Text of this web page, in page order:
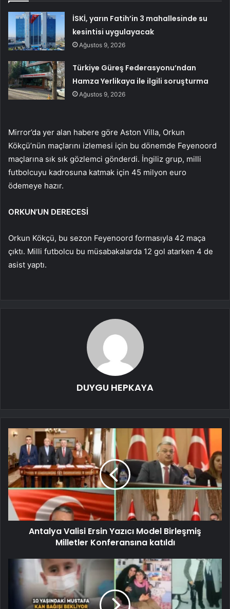
İSKİ, yarın Fatih’in 3 mahallesinde su
kesintisi uygulayacak
Ağustos 9, 2026
Türkiye Güreş Federasyonu’ndan
Hamza Yerlikaya ile ilgili soruşturma
Ağustos 9, 2026
Mirror’da yer alan habere göre Aston Villa, Orkun
Kökçü’nün maçlarını izlemesi için bu dönemde Feyenoord
maçlarına sık sık gözlemci gönderdi. İngiliz grup, milli
futbolcuyu kadrosuna katmak için 45 milyon euro
ödemeye hazır.
ORKUN’UN DERECESİ
Orkun Kökçü, bu sezon Feyenoord formasıyla 42 maça
çıktı. Milli futbolcu bu müsabakalarda 12 gol atarken 4 de
asist yaptı.
DUYGU HEPKAYA
Antalya Valisi Ersin Yazıcı Model Birleşmiş
Milletler Konferansına katıldı